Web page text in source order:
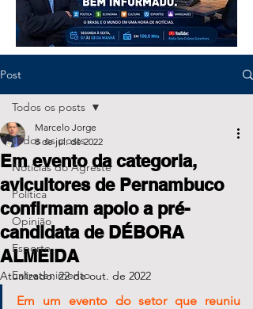
Post
Todos os posts
Notícias do Agreste
Política
Opinião
Esporte
Entretenimento
Todos os posts
Em evento da categoria,
avicultores de Pernambuco
confirmam apoio a pré-
candidata de DÉBORA
ALMEIDA
Marcelo Jorge
8 de jul. de 2022
Atualizado:22 de out. de 2022
Em um evento do setor que reuniu